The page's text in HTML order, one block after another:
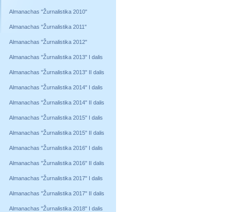
Almanachas "Žurnalistika 2010"
Almanachas "Žurnalistika 2011"
Almanachas "Žurnalistika 2012"
Almanachas "Žurnalistika 2013" I dalis
Almanachas "Žurnalistika 2013" II dalis
Almanachas "Žurnalistika 2014" I dalis
Almanachas "Žurnalistika 2014" II dalis
Almanachas "Žurnalistika 2015" I dalis
Almanachas "Žurnalistika 2015" II dalis
Almanachas "Žurnalistika 2016" I dalis
Almanachas "Žurnalistika 2016" II dalis
Almanachas "Žurnalistika 2017" I dalis
Almanachas "Žurnalistika 2017" II dalis
Almanachas "Žurnalistika 2018" I dalis